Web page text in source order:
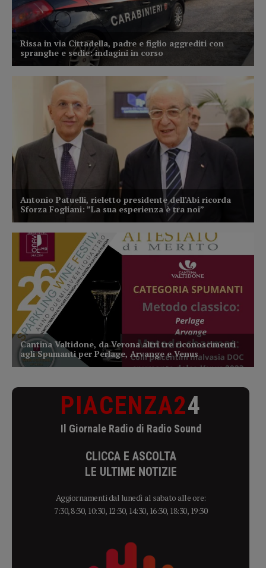
PIACENZA24
Il Giornale Radio di Radio Sound
CLICCA E ASCOLTA
LE ULTIME NOTIZIE
Aggiornamenti dal lunedì al sabato alle ore:
7:30, 8:30, 10:30, 12:30, 14:30, 16:30, 18:30, 19:30